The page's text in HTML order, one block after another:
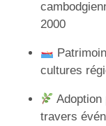
2000
cultures
travers